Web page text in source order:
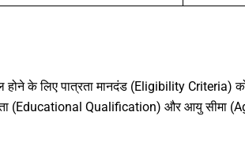
होने के लिए पात्रता मानदंड (Eligibility Criteria)
(Educational Qualification) और आयु सीमा